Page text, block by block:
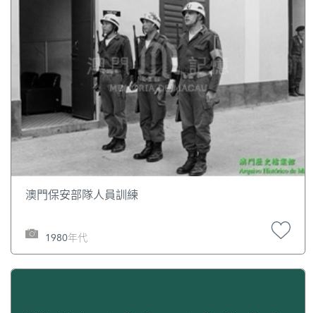
澳門保安部隊人員訓練
1980年代